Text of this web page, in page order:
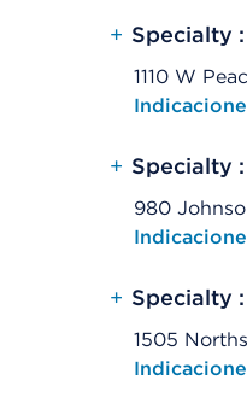
+ Specialty
1110 W
Opens
+ Specialty
980
Opens
+ Specialty
1505
Opens